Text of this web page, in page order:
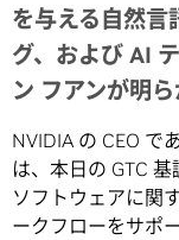
を与える自然言
グ、および AI
ン フアンが明
NVIDIA の CEO で
は、本日の GTC
ソフトウェアに関
ークフローをサポ